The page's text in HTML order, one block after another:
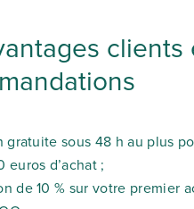
clients
gratuite sous 48 h au plus
euros d’achat ;
de 10 % sur votre premier